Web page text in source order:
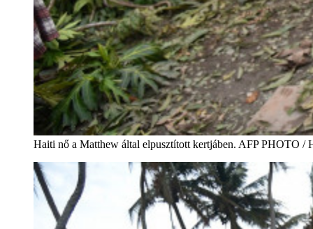
Haiti nő a Matthew által elpusztított kertjáben. AFP PHOTO